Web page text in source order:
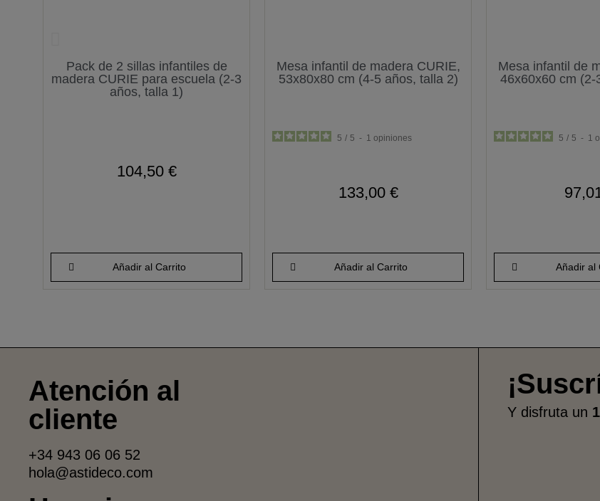
Pack de 2 sillas infantiles de
madera CURIE para escuela (2-3
años, talla 1)
104,50 €
Añadir al Carrito
Mesa infantil de madera CURIE,
53x80x80 cm (4-5 años, talla 2)
5 / 5 - 1 opiniones
133,00 €
Añadir al Carrito
Mesa infantil de
46x60x60 cm (2-
5 / 5 - 1
Añadir al
Atención al
cliente
+34 943 06 06 52
hola@astideco.com
Y disfruta un